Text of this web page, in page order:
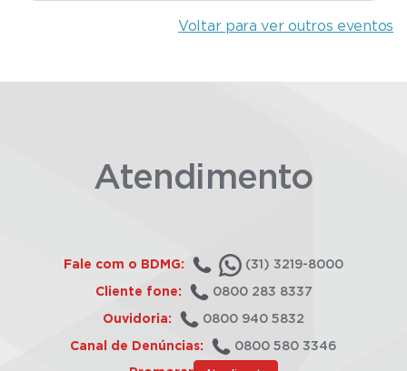
Voltar para ver outros eventos
Atendimento
Fale com o BDMG: (31) 3219-8000
Cliente fone: 0800 283 8337
Ouvidoria: 0800 940 5832
Canal de Denúncias: 0800 580 3346